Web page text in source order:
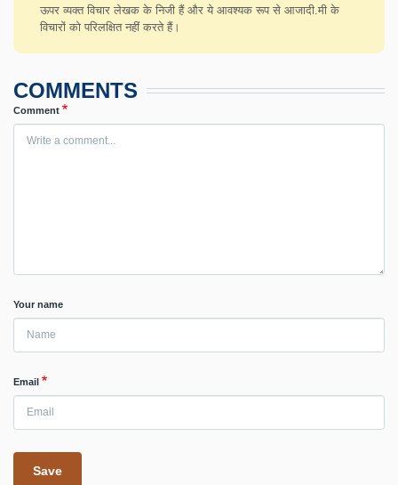
ऊपर व्यक्त विचार लेखक के निजी हैं और ये आवश्यक रूप से आजादी.मी के
विचारों को परिलक्षित नहीं करते हैं।
COMMENTS
Comment
Your name
Email